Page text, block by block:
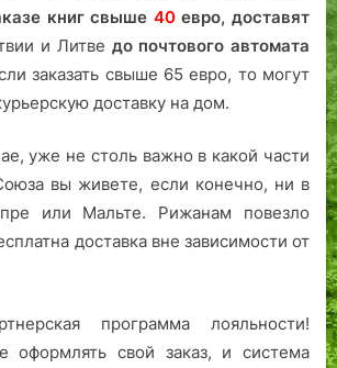
книг свыше 40евро, доставят
и Литве до почтового автомата
заказать свыше 65 евро, то могут
доставку на дом.
уже не столь важно в какой части
вы живете, если конечно, ни в
или Мальте. Рижанам повезло
доставка вне зависимости от
программа лояльности!
оформлять свой заказ, и система